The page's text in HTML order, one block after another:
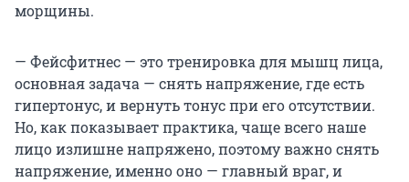
морщины.
— Фейсфитнес — это тренировка для мышц лица,
основная задача — снять напряжение, где есть
гипертонус, и вернуть тонус при его отсутствии.
Но, как показывает практика, чаще всего наше
лицо излишне напряжено, поэтому важно снять
напряжение, именно оно — главный враг, и